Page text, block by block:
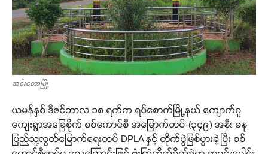
Support SHAN
အင်းတောမြို့
ယမန်နှစ် ဒီဇင်ဘာလ ၁၈ ရက်က ရပ်စောက်မြို့နယ် ကျောက်ဂူ
ကျေးရွာအခြေစိုက် စစ်ကောင်စီ အမြောက်တပ်-(၃၄၉) အနီး ဓနု
ပြည်သူ့လွတ်မြောက်ရေးတပ် DPLA နှင့် တိုက်ပွဲဖြစ်ပွားခဲ့ပြီး စစ်